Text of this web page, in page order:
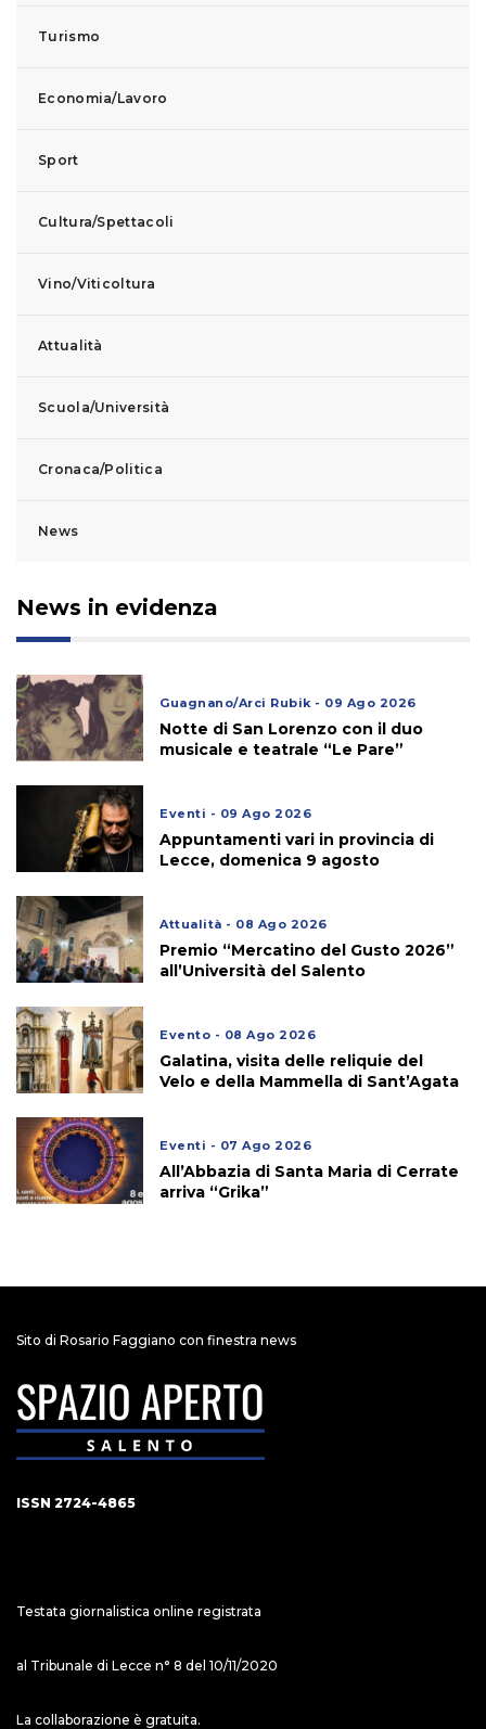
Turismo
Economia/Lavoro
Sport
Cultura/Spettacoli
Vino/Viticoltura
Attualità
Scuola/Università
Cronaca/Politica
News
News in evidenza
Guagnano/Arci Rubik - 09 Ago 2026
Notte di San Lorenzo con il duo
musicale e teatrale “Le Pare”
Eventi - 09 Ago 2026
Appuntamenti vari in provincia di
Lecce, domenica 9 agosto
Attualità - 08 Ago 2026
Premio “Mercatino del Gusto 2026”
all’Università del Salento
Evento - 08 Ago 2026
Galatina, visita delle reliquie del
Velo e della Mammella di Sant’Agata
Eventi - 07 Ago 2026
All’Abbazia di Santa Maria di Cerrate
arriva “Grika”
Sito di Rosario Faggiano con finestra news
ISSN 2724-4865
Testata giornalistica online registrata
al Tribunale di Lecce n° 8 del 10/11/2020
La collaborazione è gratuita.